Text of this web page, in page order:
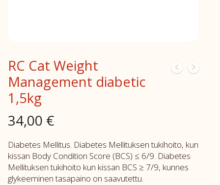
RC Cat Weight
Management diabetic
1,5kg
34,00 €
Diabetes Mellitus. Diabetes Mellituksen tukihoito, kun
kissan Body Condition Score (BCS) ≤ 6/9. Diabetes
Mellituksen tukihoito kun kissan BCS ≥ 7/9, kunnes
glykeeminen tasapaino on saavutettu.